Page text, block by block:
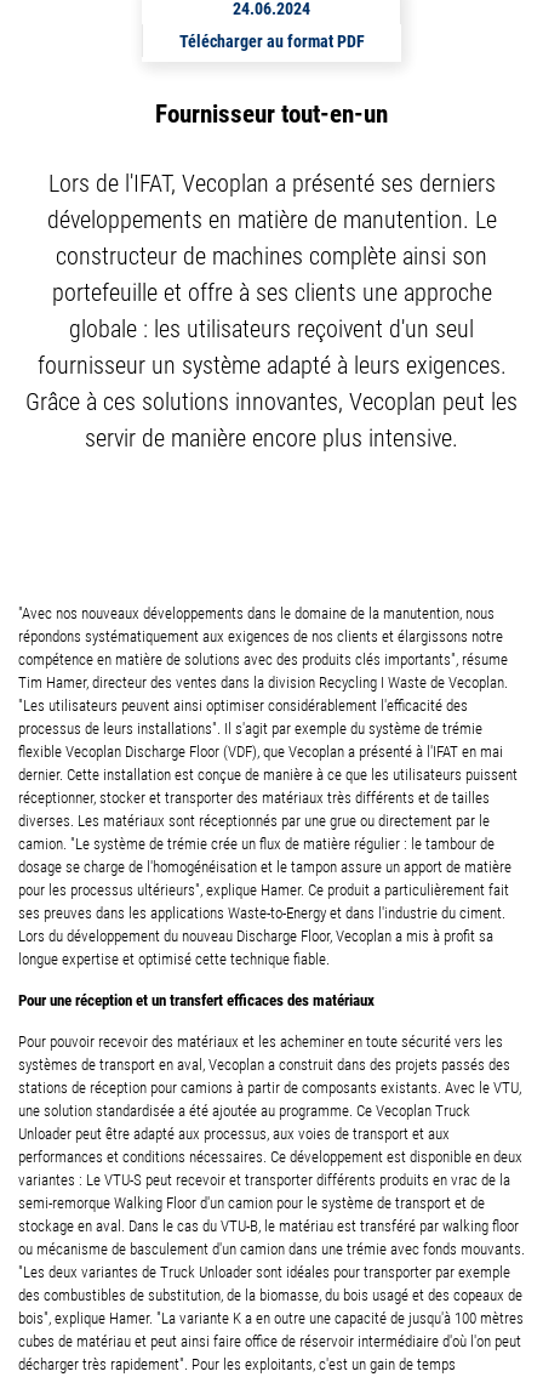
24.06.2024
Télécharger au format PDF
Fournisseur tout-en-un
Lors de l'IFAT, Vecoplan a présenté ses derniers
développements en matière de manutention. Le
constructeur de machines complète ainsi son
portefeuille et offre à ses clients une approche
globale : les utilisateurs reçoivent d'un seul
fournisseur un système adapté à leurs exigences.
Grâce à ces solutions innovantes, Vecoplan peut les
servir de manière encore plus intensive.
"Avec nos nouveaux développements dans le domaine de la manutention, nous
répondons systématiquement aux exigences de nos clients et élargissons notre
compétence en matière de solutions avec des produits clés importants", résume
Tim Hamer, directeur des ventes dans la division Recycling I Waste de Vecoplan.
"Les utilisateurs peuvent ainsi optimiser considérablement l'efficacité des
processus de leurs installations". Il s'agit par exemple du système de trémie
flexible Vecoplan Discharge Floor (VDF), que Vecoplan a présenté à l'IFAT en mai
dernier. Cette installation est conçue de manière à ce que les utilisateurs puissent
réceptionner, stocker et transporter des matériaux très différents et de tailles
diverses. Les matériaux sont réceptionnés par une grue ou directement par le
camion. "Le système de trémie crée un flux de matière régulier : le tambour de
dosage se charge de l'homogénéisation et le tampon assure un apport de matière
pour les processus ultérieurs", explique Hamer. Ce produit a particulièrement fait
ses preuves dans les applications Waste-to-Energy et dans l'industrie du ciment.
Lors du développement du nouveau Discharge Floor, Vecoplan a mis à profit sa
longue expertise et optimisé cette technique fiable.
Pour une réception et un transfert efficaces des matériaux
Pour pouvoir recevoir des matériaux et les acheminer en toute sécurité vers les
systèmes de transport en aval, Vecoplan a construit dans des projets passés des
stations de réception pour camions à partir de composants existants. Avec le VTU,
une solution standardisée a été ajoutée au programme. Ce Vecoplan Truck
Unloader peut être adapté aux processus, aux voies de transport et aux
performances et conditions nécessaires. Ce développement est disponible en deux
variantes : Le VTU-S peut recevoir et transporter différents produits en vrac de la
semi-remorque Walking Floor d'un camion pour le système de transport et de
stockage en aval. Dans le cas du VTU-B, le matériau est transféré par walking floor
ou mécanisme de basculement d'un camion dans une trémie avec fonds mouvants.
"Les deux variantes de Truck Unloader sont idéales pour transporter par exemple
des combustibles de substitution, de la biomasse, du bois usagé et des copeaux de
bois", explique Hamer. "La variante K a en outre une capacité de jusqu'à 100 mètres
cubes de matériau et peut ainsi faire office de réservoir intermédiaire d'où l'on peut
décharger très rapidement". Pour les exploitants, c'est un gain de temps